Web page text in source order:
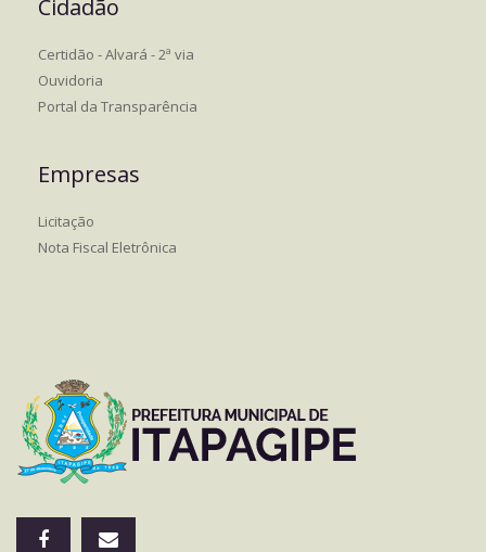
Cidadão
Certidão - Alvará - 2ª via
Ouvidoria
Portal da Transparência
Empresas
Licitação
Nota Fiscal Eletrônica